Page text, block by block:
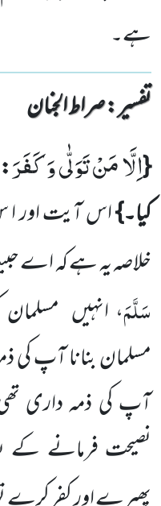
ہے۔
تفسیر : ‎صراط الجنان
{اِلَّا مَنْ تَوَلّٰى وَ كَفَرَ:
کیا۔}اس آیت اور ا
خلاصہ یہ ہےکہ اے
سَلَّمَ، انہیں
مسلمان بنانا آپ کی
آپ کی ذمہ داری
نصیحت فرمانے کے